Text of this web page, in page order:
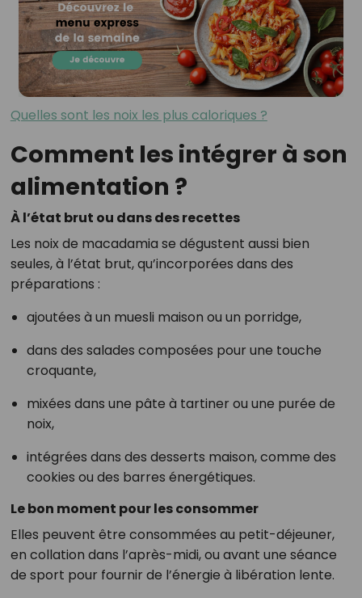
Quelles sont les noix les plus caloriques ?
Comment les intégrer à son
alimentation ?
À l’état brut ou dans des recettes
Les noix de macadamia se dégustent aussi bien
seules, à l’état brut, qu’incorporées dans des
préparations :
ajoutées à un muesli maison ou un porridge,
dans des salades composées pour une touche
croquante,
mixées dans une pâte à tartiner ou une purée de
noix,
intégrées dans des desserts maison, comme des
cookies ou des barres énergétiques.
Le bon moment pour les consommer
Elles peuvent être consommées au petit-déjeuner,
en collation dans l’après-midi, ou avant une séance
de sport pour fournir de l’énergie à libération lente.